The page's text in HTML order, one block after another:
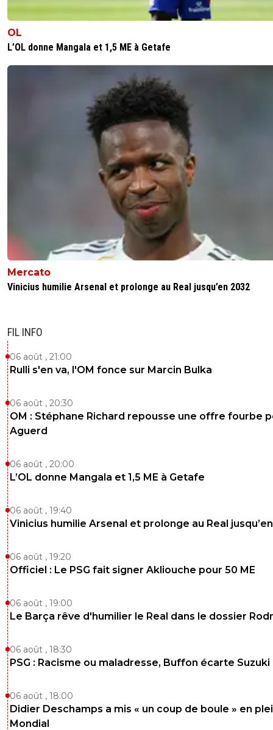
OL
L’OL donne Mangala et 1,5 ME à Getafe
Mercato
Vinicius humilie Arsenal et prolonge au Real jusqu’en 2032
FIL INFO
06 août , 21:00
Rulli s'en va, l'OM fonce sur Marcin Bulka
06 août , 20:30
OM : Stéphane Richard repousse une offre fourbe
Aguerd
06 août , 20:00
L’OL donne Mangala et 1,5 ME à Getafe
06 août , 19:40
Vinicius humilie Arsenal et prolonge au Real
06 août , 19:20
Officiel : Le PSG fait signer Akliouche pour 50 ME
06 août , 19:00
Le Barça rêve d'humilier le Real dans le dossier
06 août , 18:30
PSG : Racisme ou maladresse, Buffon écarte Suzuki
06 août , 18:00
Didier Deschamps a mis « un coup de boule » en
Mondial